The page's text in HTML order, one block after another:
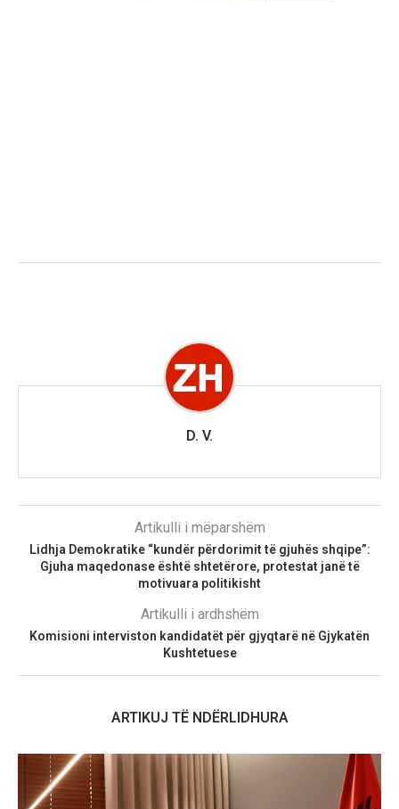
D. V.
Artikulli i mëparshëm
Lidhja Demokratike “kundër përdorimit të gjuhës shqipe”:
Gjuha maqedonase është shtetërore, protestat janë të
motivuara politikisht
Artikulli i ardhshëm
Komisioni interviston kandidatët për gjyqtarë në Gjykatën
Kushtetuese
ARTIKUJ TË NDËRLIDHURA